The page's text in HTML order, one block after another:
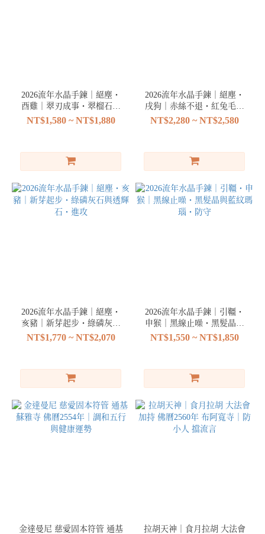
2026流年水晶手鍊｜絕塵・
酉雞｜翠刃成事・翠榴石與
黃藍虎眼・進攻
NT$1,580 ~ NT$1,880
2026流年水晶手鍊｜絕塵・
戌狗｜赤絲不退・紅兔毛與
紅石榴石・進攻
NT$2,280 ~ NT$2,580
2026流年水晶手鍊｜絕塵・
亥豬｜新芽起步・綠磷灰石
與透輝石・進攻
NT$1,770 ~ NT$2,070
2026流年水晶手鍊｜引韁・
申猴｜黑線止噪・黑髮晶與
藍紋瑪瑙・防守
NT$1,550 ~ NT$1,850
金達曼尼 慈愛固本符管 通基
拉胡天神｜食月拉胡 大法會